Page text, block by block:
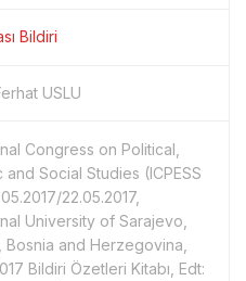
Bildiri
USLU
Congress on Political,
and Social Studies (ICPESS
22.05.2017,
University of Sarajevo,
Bosnia and Herzegovina,
Bildiri Özetleri Kitabı, Edt: